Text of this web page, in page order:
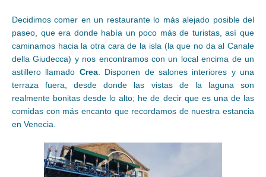
Decidimos comer en un restaurante lo más alejado posible del
paseo, que era donde había un poco más de turistas, así que
caminamos hacia la otra cara de la isla (la que no da al Canale
della Giudecca) y nos encontramos con un local encima de un
astillero llamado Crea. Disponen de salones interiores y una
terraza fuera, desde donde las vistas de la laguna son
realmente bonitas desde lo alto; he de decir que es una de las
comidas con más encanto que recordamos de nuestra estancia
en Venecia.